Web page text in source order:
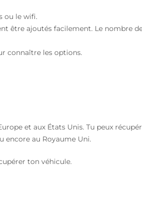
ou le wifi.
être ajoutés facilement. Le nombre
connaître les options.
et aux États Unis. Tu peux
encore au Royaume Uni.
ton véhicule.